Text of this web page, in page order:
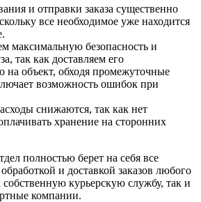
и отправки заказа существенно
все необходимое уже находится
максимальную безопасность и
так как доставляем его
на объект, обходя промежуточные
возможность ошибок при
снижаются, так как нет
хранение на сторонних
полностью берет на себя все
и доставкой заказов любого
собственную курьерскую службу, так и
компании.